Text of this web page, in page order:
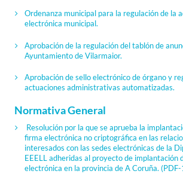
Ordenanza municipal para la regulación de la
electrónica municipal.
Aprobación de la regulación del tablón de
Ayuntamiento de Vilarmaior.
Aprobación de sello electrónico de órgano y
actuaciones administrativas automatizadas.
Normativa General
Resolución por la que se aprueba la
firma electrónica no criptográfica en las
interesados con las sedes electrónicas de la
EEELL adheridas al proyecto de implantación
electrónica en la provincia de A Coruña.